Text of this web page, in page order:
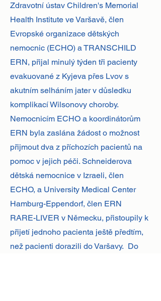
Zdravotní ústav Children's Memorial
Health Institute ve Varšavě, člen
Evropské organizace dětských
nemocnic (ECHO) a TRANSCHILD
ERN, přijal minulý týden tři pacienty
evakuované z Kyjeva přes Lvov s
akutním selháním jater v důsledku
komplikací Wilsonovy choroby.
Nemocnicím ECHO a koordinátorům
ERN byla zaslána žádost o možnost
přijmout dva z příchozích pacientů na
pomoc v jejich péči. Schneiderova
dětská nemocnice v Izraeli, člen
ECHO, a University Medical Center
Hamburg-Eppendorf, člen ERN
RARE-LIVER v Německu, přistoupily k
přijetí jednoho pacienta ještě předtím,
než pacienti dorazili do Varšavy. Do